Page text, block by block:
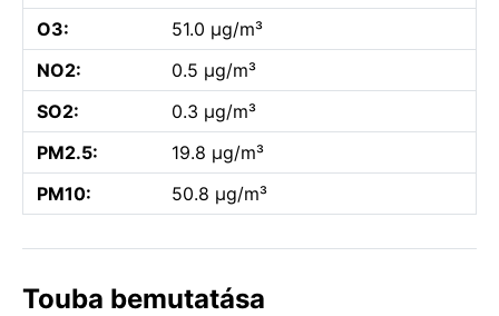
O3:
51.0 µg/m³
NO2:
0.5 µg/m³
SO2:
0.3 µg/m³
PM2.5:
19.8 µg/m³
PM10:
50.8 µg/m³
Touba bemutatása